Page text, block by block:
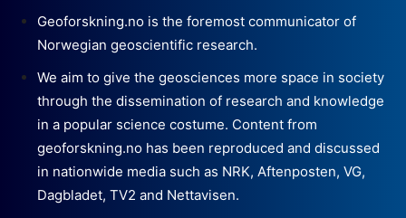
Geoforskning.no is the foremost communicator of
Norwegian geoscientific research.
We aim to give the geosciences more space in society
through the dissemination of research and knowledge
in a popular science costume. Content from
geoforskning.no has been reproduced and discussed
in nationwide media such as NRK, Aftenposten, VG,
Dagbladet, TV2 and Nettavisen.